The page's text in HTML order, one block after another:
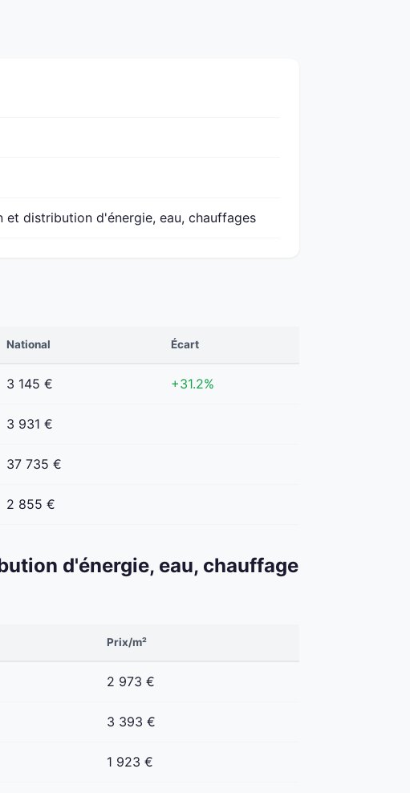
distribution d'énergie, eau, chauffages
National Écart
3 145 € +31.2%
3 931 €
37 735 €
2 855 €
d'énergie, eau, chauffage
Prix/m²
2 973 €
3 393 €
1 923 €